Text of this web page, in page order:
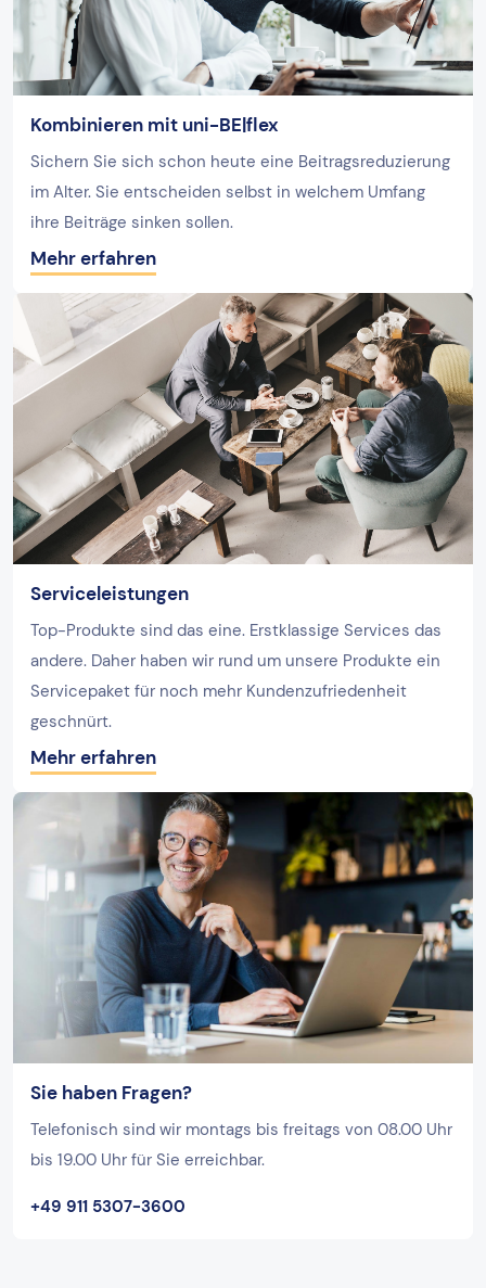
Kombinieren mit uni-BE|flex
Sichern Sie sich schon heute eine Beitragsreduzierung
im Alter. Sie entscheiden selbst in welchem Umfang
ihre Beiträge sinken sollen.
Mehr erfahren
Serviceleistungen
Top-Produkte sind das eine. Erstklassige Services das
andere. Daher haben wir rund um unsere Produkte ein
Servicepaket für noch mehr Kundenzufriedenheit
geschnürt.
Mehr erfahren
Sie haben Fragen?
Telefonisch sind wir montags bis freitags von 08.00 Uhr
bis 19.00 Uhr für Sie erreichbar.
+49 911 5307-3600